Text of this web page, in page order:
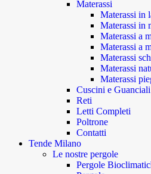
Materassi
Materassi in
Materassi in
Materassi a
Materassi a
Materassi
Materassi
Materassi
Cuscini e Guanciali
Reti
Letti Completi
Poltrone
Contatti
Tende Milano
Le nostre pergole
Pergole